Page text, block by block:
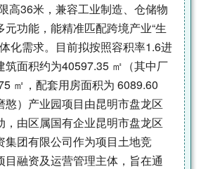
高36米，兼容工业制造、仓储物
功能，能精准匹配跨境产业“生
化需求。目前拟按照容积率1.6进
筑面积约为40597.35 ㎡（其中厂
㎡，配套用房面积为 6089.60
憨）产业园项目由昆明市盘龙区
，由区属国有企业昆明市盘龙区
集团有限公司作为项目土地竞
目融资及运营管理主体，旨在通